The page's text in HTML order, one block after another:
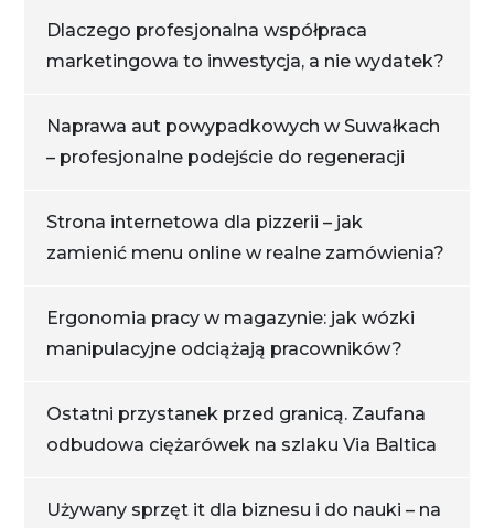
Dlaczego profesjonalna współpraca
marketingowa to inwestycja, a nie wydatek?
Naprawa aut powypadkowych w Suwałkach
– profesjonalne podejście do regeneracji
Strona internetowa dla pizzerii – jak
zamienić menu online w realne zamówienia?
Ergonomia pracy w magazynie: jak wózki
manipulacyjne odciążają pracowników?
Ostatni przystanek przed granicą. Zaufana
odbudowa ciężarówek na szlaku Via Baltica
Używany sprzęt it dla biznesu i do nauki – na